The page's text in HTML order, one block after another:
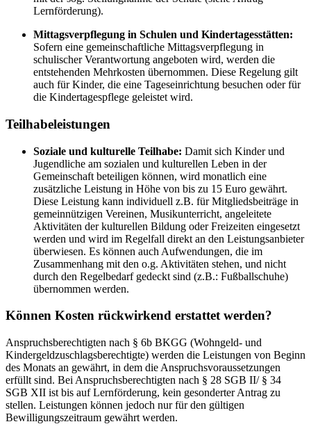
Lernförderung).
Mittagsverpflegung in Schulen und Kindertagesstätten:
Sofern eine gemeinschaftliche Mittagsverpflegung in
schulischer Verantwortung angeboten wird, werden die
entstehenden Mehrkosten übernommen. Diese Regelung gilt
auch für Kinder, die eine Tageseinrichtung besuchen oder für
die Kindertagespflege geleistet wird.
Teilhabeleistungen
Soziale und kulturelle Teilhabe: Damit sich Kinder und
Jugendliche am sozialen und kulturellen Leben in der
Gemeinschaft beteiligen können, wird monatlich eine
zusätzliche Leistung in Höhe von bis zu 15 Euro gewährt.
Diese Leistung kann individuell z.B. für Mitgliedsbeiträge in
gemeinnützigen Vereinen, Musikunterricht, angeleitete
Aktivitäten der kulturellen Bildung oder Freizeiten eingesetzt
werden und wird im Regelfall direkt an den Leistungsanbieter
überwiesen. Es können auch Aufwendungen, die im
Zusammenhang mit den o.g. Aktivitäten stehen, und nicht
durch den Regelbedarf gedeckt sind (z.B.: Fußballschuhe)
übernommen werden.
Können Kosten rückwirkend erstattet werden?
Anspruchsberechtigten nach § 6b BKGG (Wohngeld- und
Kindergeldzuschlagsberechtigte) werden die Leistungen von Beginn
des Monats an gewährt, in dem die Anspruchsvoraussetzungen
erfüllt sind. Bei Anspruchsberechtigten nach § 28 SGB II/ § 34
SGB XII ist bis auf Lernförderung, kein gesonderter Antrag zu
stellen. Leistungen können jedoch nur für den gültigen
Bewilligungszeitraum gewährt werden.